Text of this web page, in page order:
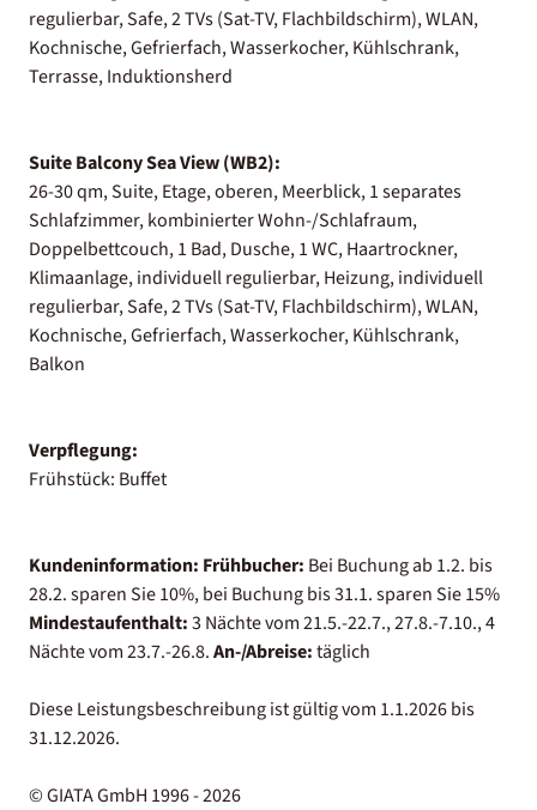
regulierbar, Safe, 2 TVs (Sat-TV, Flachbildschirm), WLAN,
Kochnische, Gefrierfach, Wasserkocher, Kühlschrank,
Terrasse, Induktionsherd
Suite Balcony Sea View (WB2):
26-30 qm, Suite, Etage, oberen, Meerblick, 1 separates
Schlafzimmer, kombinierter Wohn-/Schlafraum,
Doppelbettcouch, 1 Bad, Dusche, 1 WC, Haartrockner,
Klimaanlage, individuell regulierbar, Heizung, individuell
regulierbar, Safe, 2 TVs (Sat-TV, Flachbildschirm), WLAN,
Kochnische, Gefrierfach, Wasserkocher, Kühlschrank,
Balkon
Verpflegung:
Frühstück: Buffet
Kundeninformation: Frühbucher: Bei Buchung ab 1.2. bis
28.2. sparen Sie 10%, bei Buchung bis 31.1. sparen Sie 15%
Mindestaufenthalt:3 Nächte vom 21.5.-22.7., 27.8.-7.10., 4
Nächte vom 23.7.-26.8.An-/Abreise:täglich
Diese Leistungsbeschreibung ist gültig vom 1.1.2026 bis
31.12.2026.
© GIATA GmbH 1996 - 2026